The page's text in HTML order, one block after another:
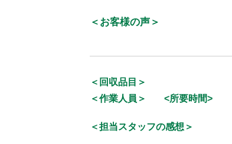
＜お客様の声＞
＜回収品目＞
＜作業人員＞
<所要時間>
＜担当スタッフの感想＞